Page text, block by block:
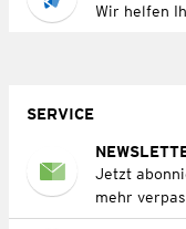
Wir helfen
SERVICE
Jetzt
mehr